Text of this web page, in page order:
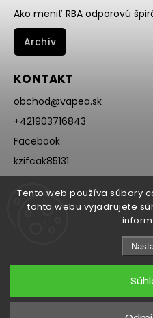
Tento web používa súbory
tohto webu vyjadrujete
Ako meniť RBA odporovú
Archív
KONTAKT
obchod@vapea.sk
+421903716843
Facebook
kzifcak85131
Instagram
@vapea.slovensko
Copyright 2026